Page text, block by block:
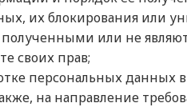
их блокирования или
или не
своих прав;
персональных данных
на направление